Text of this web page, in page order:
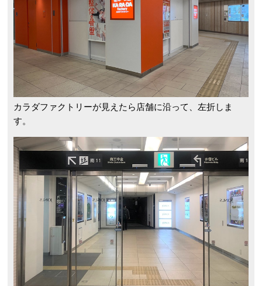
カラダファクトリーが見えたら店舗に沿って、左折しま
す。